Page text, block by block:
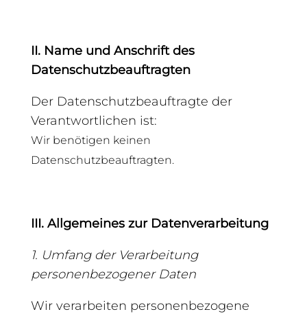
II. Name und Anschrift des
Datenschutzbeauftragten
Der Datenschutzbeauftragte der
Verantwortlichen ist:
Wir benötigen keinen
Datenschutzbeauftragten.
III. Allgemeines zur Datenverarbeitung
1. Umfang der Verarbeitung
personenbezogener Daten
Wir verarbeiten personenbezogene